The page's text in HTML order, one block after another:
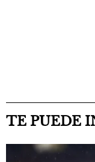
TE PUEDE